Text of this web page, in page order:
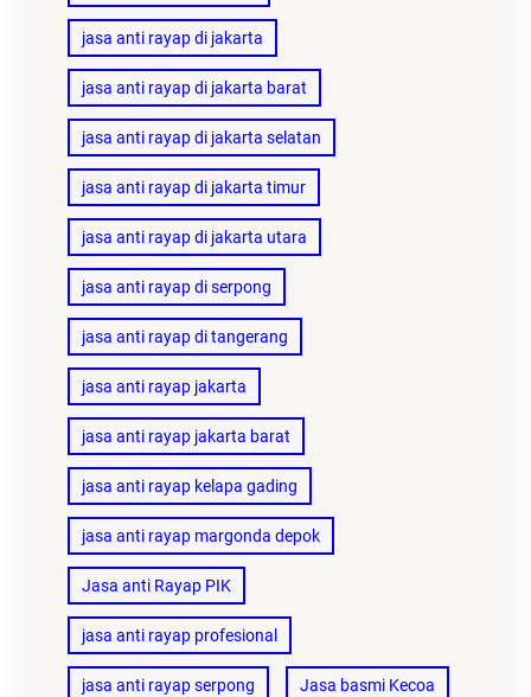
jasa anti rayap di jakarta
jasa anti rayap di jakarta barat
jasa anti rayap di jakarta selatan
jasa anti rayap di jakarta timur
jasa anti rayap di jakarta utara
jasa anti rayap di serpong
jasa anti rayap di tangerang
jasa anti rayap jakarta
jasa anti rayap jakarta barat
jasa anti rayap kelapa gading
jasa anti rayap margonda depok
Jasa anti Rayap PIK
jasa anti rayap profesional
jasa anti rayap serpong Jasa basmi Kecoa